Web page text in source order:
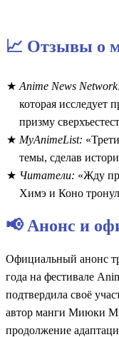
📈 Отзывы о
Anime News
которая исследует
призму
MyAnimeList:
темы, сделав
Читатели: «Жду
Химэ и Коно
📢 Анонс и
Официальный анонс
года на фестивале
подтвердила своё
автор манги Миюки
продолжение